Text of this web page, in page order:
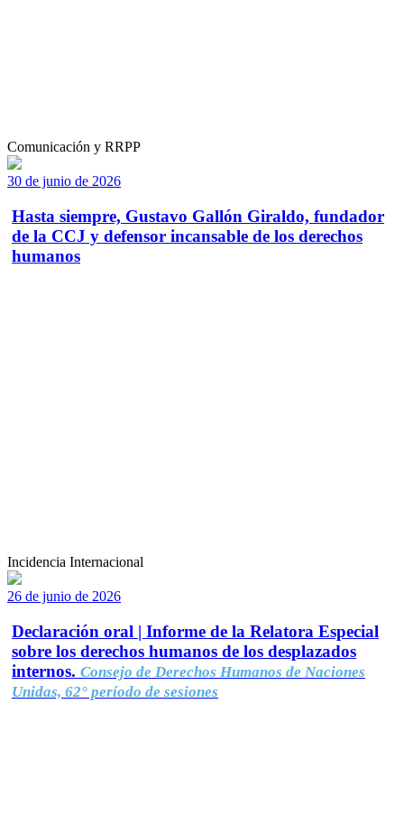
Comunicación y RRPP
30 de junio de 2026
Hasta siempre, Gustavo Gallón Giraldo, fundador
de la CCJ y defensor incansable de los derechos
humanos
Incidencia Internacional
26 de junio de 2026
Declaración oral | Informe de la Relatora Especial
sobre los derechos humanos de los desplazados
internos. Consejo de Derechos Humanos de Naciones
Unidas, 62° período de sesiones